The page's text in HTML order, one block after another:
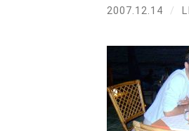
2007.12.14 /